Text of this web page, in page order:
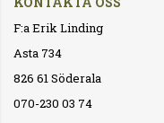
F:a Erik Linding
Asta 734
826 61 Söderala
070-230 03 74